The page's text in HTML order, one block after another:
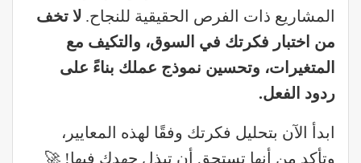
المشاريع ذات الفرص الحقيقية للنجاح. لا تخف
من اختبار فكرتك في السوق، والتكيف مع
المتغيرات، وتحسين نموذج عملك بناءً على
ردود الفعل.
ابدأ الآن بتحليل فكرتك وفقًا لهذه المعايير،
وتأكد من أنها تستحق أن تبذل جهدك فيها! 🚀